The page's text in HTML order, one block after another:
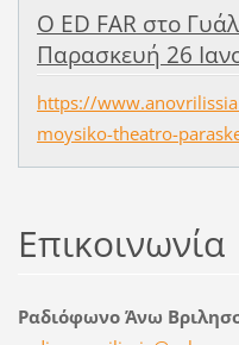
Ο ED FAR στο
Παρασκευή 26
https://
moysiko-theatro-
Επικοινωνία
Ραδιόφωνο Άνω